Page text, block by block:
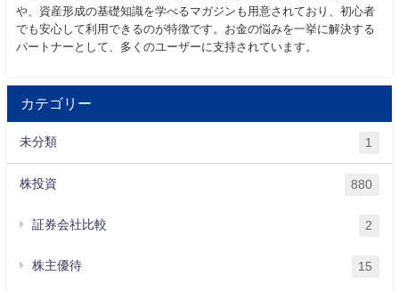
や、資産形成の基礎知識を学べるマガジンも用意されており、初心者
でも安心して利用できるのが特徴です。お金の悩みを一挙に解決する
パートナーとして、多くのユーザーに支持されています。
カテゴリー
未分類 1
株投資 880
証券会社比較 2
株主優待 15